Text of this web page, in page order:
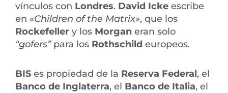
vínculos con Londres. David Icke escribe
en «Children of the Matrix», que los
Rockefeller y los Morgan eran solo
“gofers”para los Rothschild europeos.
BIS es propiedad de la Reserva Federal, el
Banco de Inglaterra, el Banco de Italia, el